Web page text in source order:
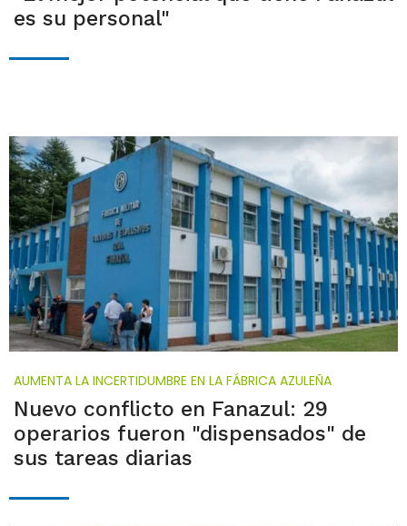
es su personal"
AUMENTA LA INCERTIDUMBRE EN LA FÁBRICA AZULEÑA
Nuevo conflicto en Fanazul: 29
operarios fueron "dispensados" de
sus tareas diarias